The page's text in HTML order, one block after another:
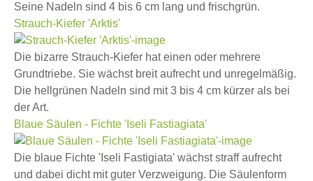
Seine Nadeln sind 4 bis 6 cm lang und frischgrün.
Strauch-Kiefer 'Arktis'
Die bizarre Strauch-Kiefer hat einen oder mehrere
Grundtriebe. Sie wächst breit aufrecht und unregelmäßig.
Die hellgrünen Nadeln sind mit 3 bis 4 cm kürzer als bei
der Art.
Blaue Säulen - Fichte 'Iseli Fastiagiata'
Die blaue Fichte 'Iseli Fastigiata' wächst straff aufrecht
und dabei dicht mit guter Verzweigung. Die Säulenform